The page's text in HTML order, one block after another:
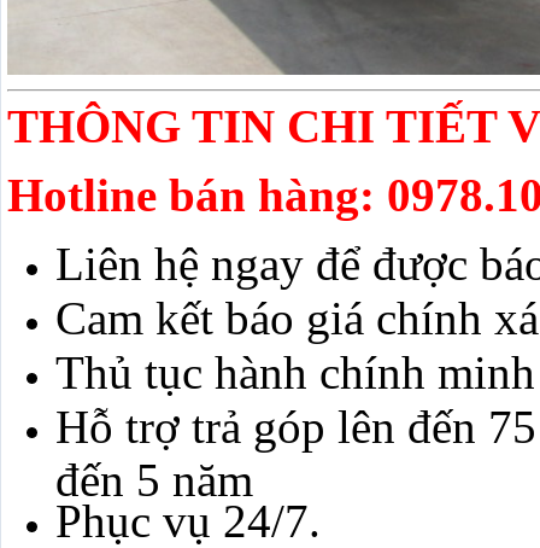
THÔNG TIN CHI TIẾT
Hotline bán hàng:
Liên hệ ngay để được
Cam kết báo giá chính
Thủ tục hành chính
Hỗ trợ trả góp lên đến
đến 5 năm
Phục vụ 24/7.